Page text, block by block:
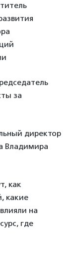
за
директор
Владимира
как
какие
на
где